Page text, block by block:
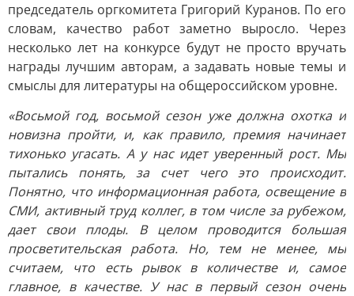
председатель оргкомитета Григорий Куранов. По его
словам, качество работ заметно выросло. Через
несколько лет на конкурсе будут не просто вручать
награды лучшим авторам, а задавать новые темы и
смыслы для литературы на общероссийском уровне.
«Восьмой год, восьмой сезон уже должна охотка и
новизна пройти, и, как правило, премия начинает
тихонько угасать. А у нас идет уверенный рост. Мы
пытались понять, за счет чего это происходит.
Понятно, что информационная работа, освещение в
СМИ, активный труд коллег, в том числе за рубежом,
дает свои плоды. В целом проводится большая
просветительская работа. Но, тем не менее, мы
считаем, что есть рывок в количестве и, самое
главное, в качестве. У нас в первый сезон очень